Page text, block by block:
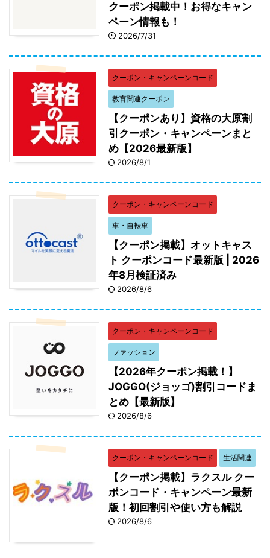
クーポン掲載中！お得なキャン
ペーン情報も！
2026/7/31
クーポン・キャンペーンコード
教育関連クーポン
【クーポンあり】資格の大原割
引クーポン・キャンペーンまと
め【2026最新版】
2026/8/1
クーポン・キャンペーンコード
車・自転車
【クーポン掲載】オットキャス
ト クーポンコード最新版 | 2026
年8月検証済み
2026/8/6
クーポン・キャンペーンコード
ファッション
【2026年クーポン掲載！】
JOGGO(ジョッゴ)割引コードま
とめ【最新版】
2026/8/6
クーポン・キャンペーンコード 生活関連
【クーポン掲載】ラクスル クー
ポンコード・キャンペーン最新
版！初回割引や使い方も解説
2026/8/6